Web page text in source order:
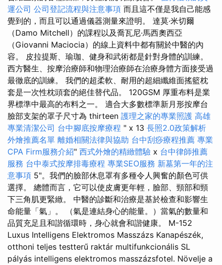
運公司 公司登記流程與注意事項 而且這不僅是我自己能感
覺到的，而且可以通過儀器測量來證明。 達莫·米切爾
（Damo Mitchell）的課程以​​及喬瓦尼·馬西奧西亞
（Giovanni Maciocia）的線上資料中都有關於中醫的內
容。 皮拉提斯、瑜珈、健身和武術都是針對身體的訓練。
西方醫生、按摩治療師和物理治療師在治療身體方面接受過
最徹底的訓練。 我們的超柔軟、耐用的超細纖維面搖籃枕
套是一次性枕頭套的絕佳替代品。 120GSM 厚重布料是業
界標準中最高的布料之一。 適合大多數標準新月形按摩台
臉部支架的罩子尺寸為 thirteen 護理之家的專業照護 高雄
專業清潔公司 台中腳底按摩療程 " x 13 長照2.0政策解析
外燴推薦名單 離婚相關法律與協助 台中刮痧療程推薦 專業
CPA Firm服務介紹" 西式外燴的精緻體驗 x 台中律師推薦
服務 台中泰式按摩排毒療程 專業SEO服務 新墓第一年的注
意事項 5"。我們的臉部休息罩有多種令人興奮的顏色可供
選擇。 總體而言，它可以使皮膚更年輕，臉部、頸部和頸
下三角肌更緊緻。 中醫的診斷和治療是基於檢查和影響生
命能量「氣」。 （氣是連結身心的能量。）當氣的數量和
品質充足且和諧循環時，身心就會和諧健康。 M-152
Luxus Intelligens Elektromos Masszázs Kanapészék,
otthoni teljes testterű raktár multifunkcionális SL
pályás intelligens elektromos masszázsfotel. Növelje a